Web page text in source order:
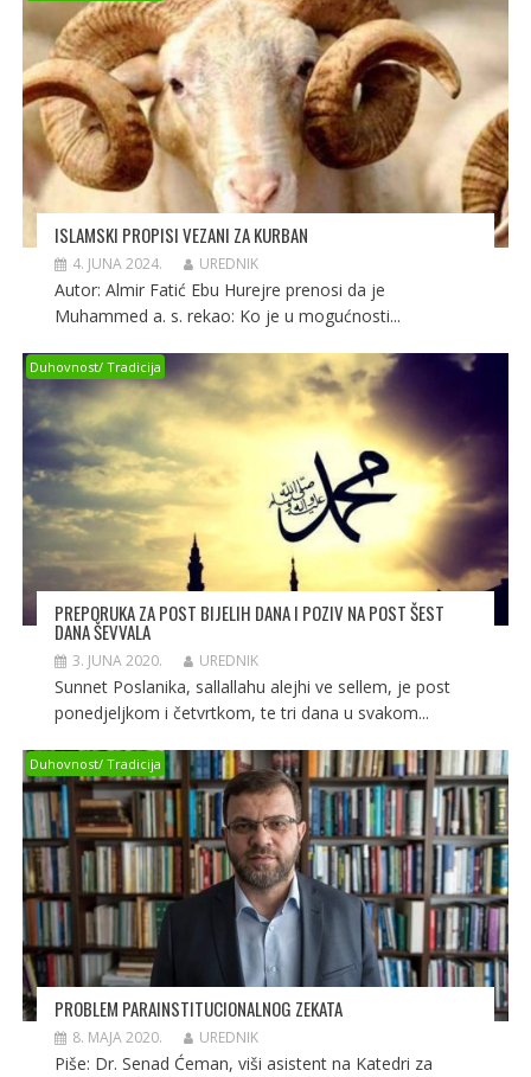
ISLAMSKI PROPISI VEZANI ZA KURBAN
4. JUNA 2024. UREDNIK
Autor: Almir Fatić Ebu Hurejre prenosi da je
Muhammed a. s. rekao: Ko je u mogućnosti...
Duhovnost/ Tradicija
PREPORUKA ZA POST BIJELIH DANA I POZIV NA POST ŠEST
DANA ŠEVVALA‏
3. JUNA 2020. UREDNIK
Sunnet Poslanika, sallallahu alejhi ve sellem, je post
ponedjeljkom i četvrtkom, te tri dana u svakom...
Duhovnost/ Tradicija
PROBLEM PARAINSTITUCIONALNOG ZEKATA
8. MAJA 2020. UREDNIK
Piše: Dr. Senad Ćeman, viši asistent na Katedri za